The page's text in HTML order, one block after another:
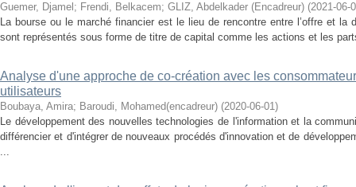
Guemer, Djamel ; Frendi, Belkacem; GLIZ, Abdelkader (Encadreur) (2021-06-
La bourse ou le marché financier est le lieu de rencontre entre l’offre et la
sont représentés sous forme de titre de capital comme les actions et les
Analyse d'une approche de co-création avec les
utilisateurs
Boubaya, Amira; Baroudi, Mohamed(encadreur) (2020-06-01)
Le développement des nouvelles technologies de l'information et la
différencier et d'intégrer de nouveaux procédés d'innovation et de
...